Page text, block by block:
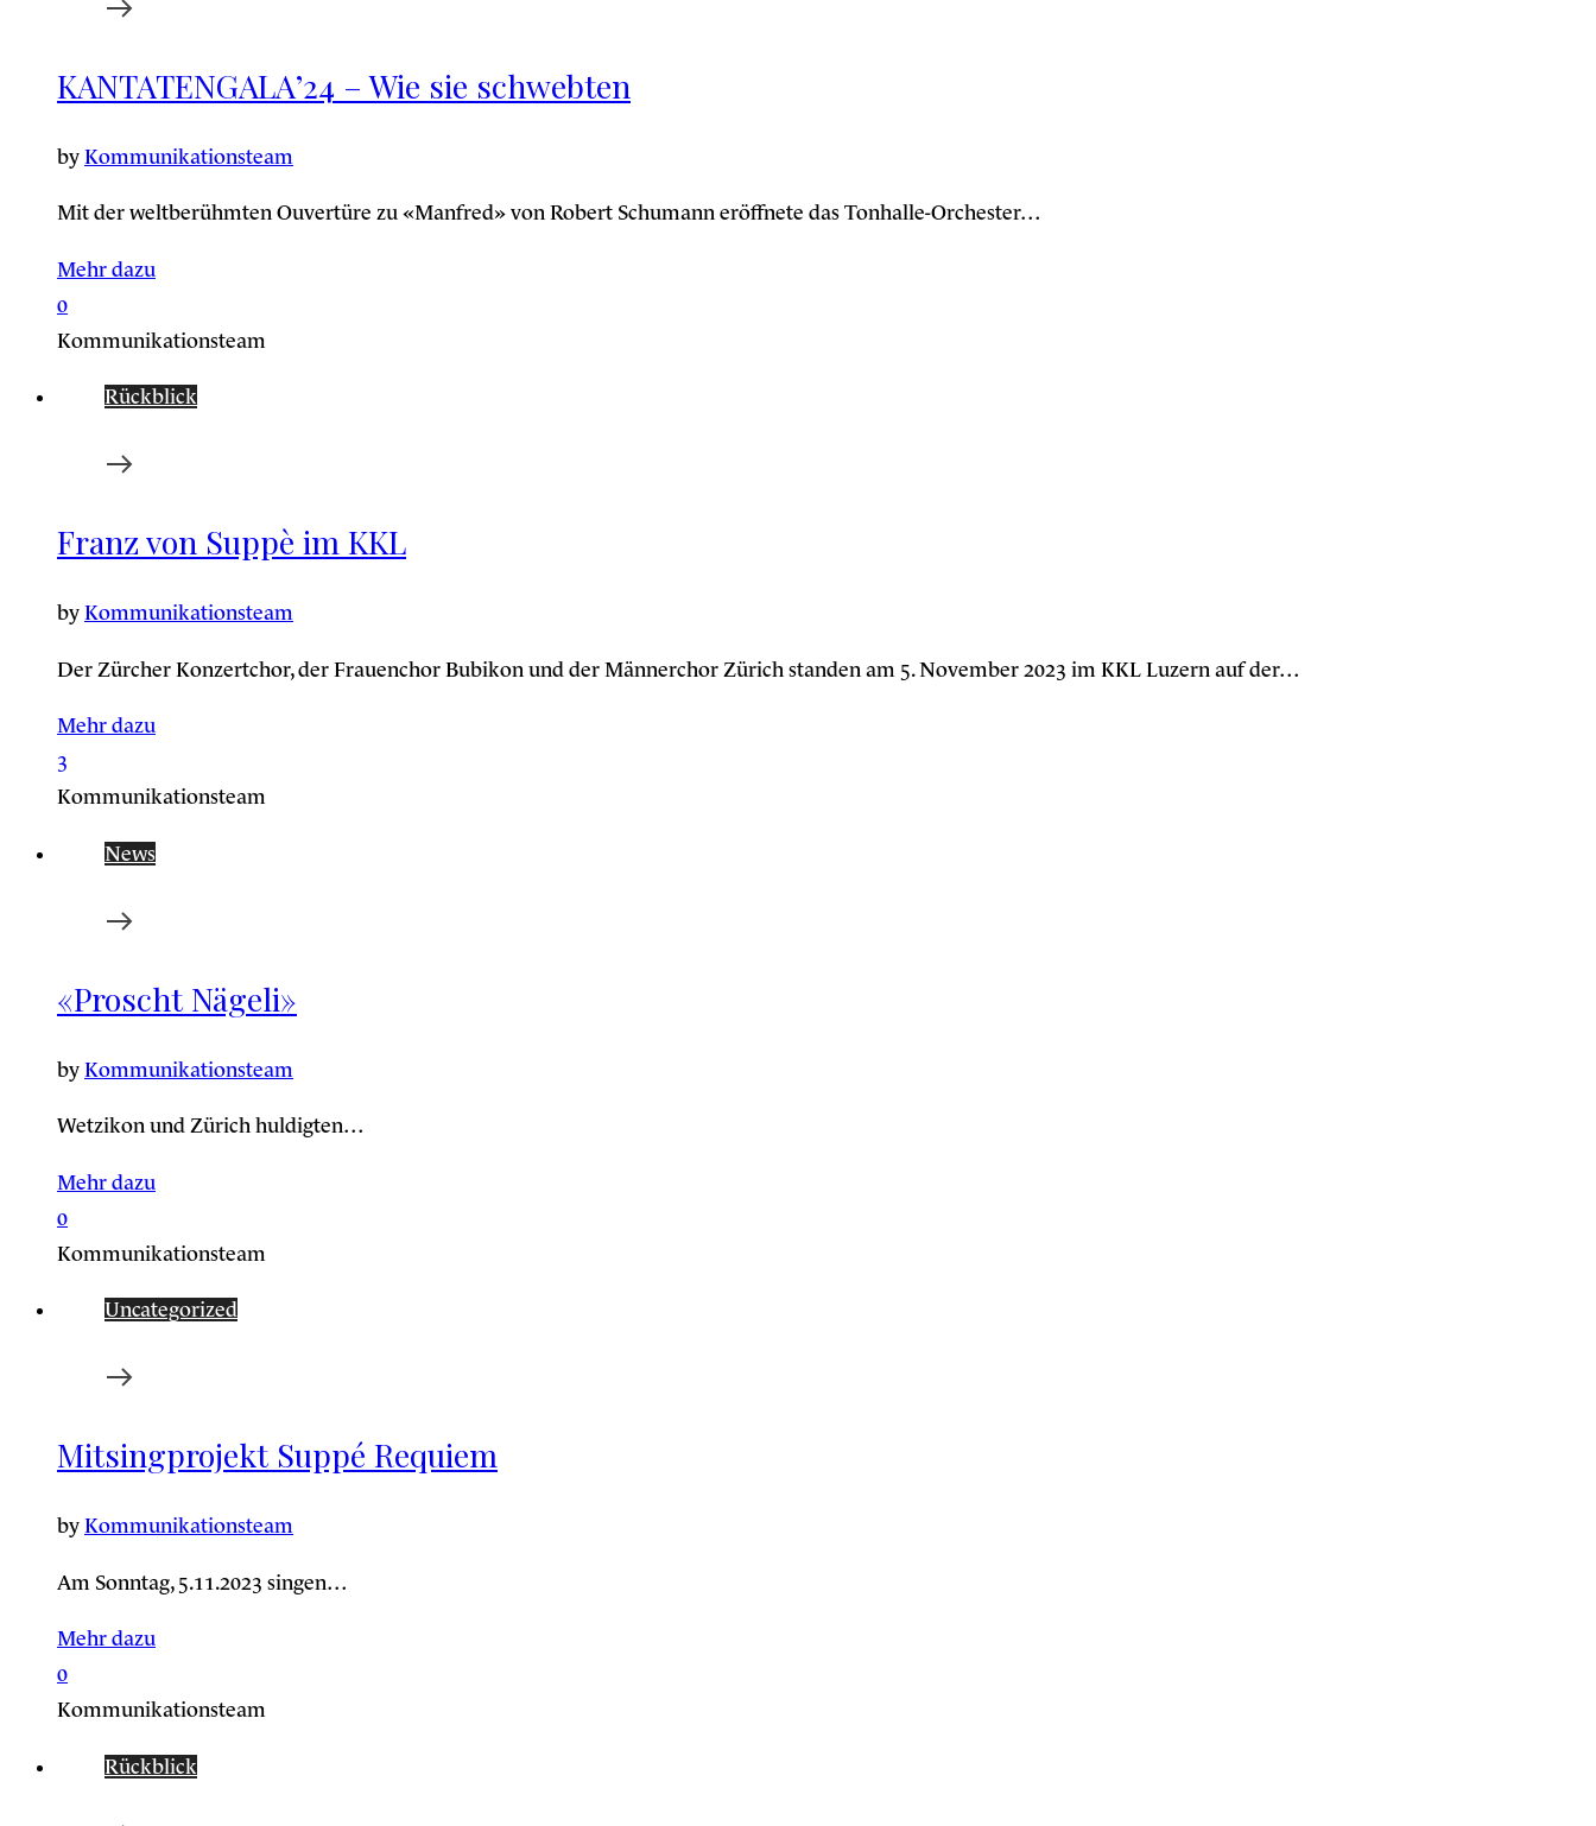
KANTATENGALA’24 – Wie sie schwebten
by Kommunikationsteam
Mit der weltberühmten Ouvertüre zu «Manfred» von Robert Schumann eröffnete das Tonhalle-Orchester…
Mehr dazu
0
Kommunikationsteam
Rückblick
Franz von Suppè im KKL
by Kommunikationsteam
Der Zürcher Konzertchor, der Frauenchor Bubikon und der Männerchor Zürich standen am 5. November 2023 im KKL Luzern auf der…
Mehr dazu
3
Kommunikationsteam
News
«Proscht Nägeli»
by Kommunikationsteam
Wetzikon und Zürich huldigten…
Mehr dazu
0
Kommunikationsteam
Uncategorized
Mitsingprojekt Suppé Requiem
by Kommunikationsteam
Am Sonntag, 5.11.2023 singen…
Mehr dazu
0
Kommunikationsteam
Rückblick